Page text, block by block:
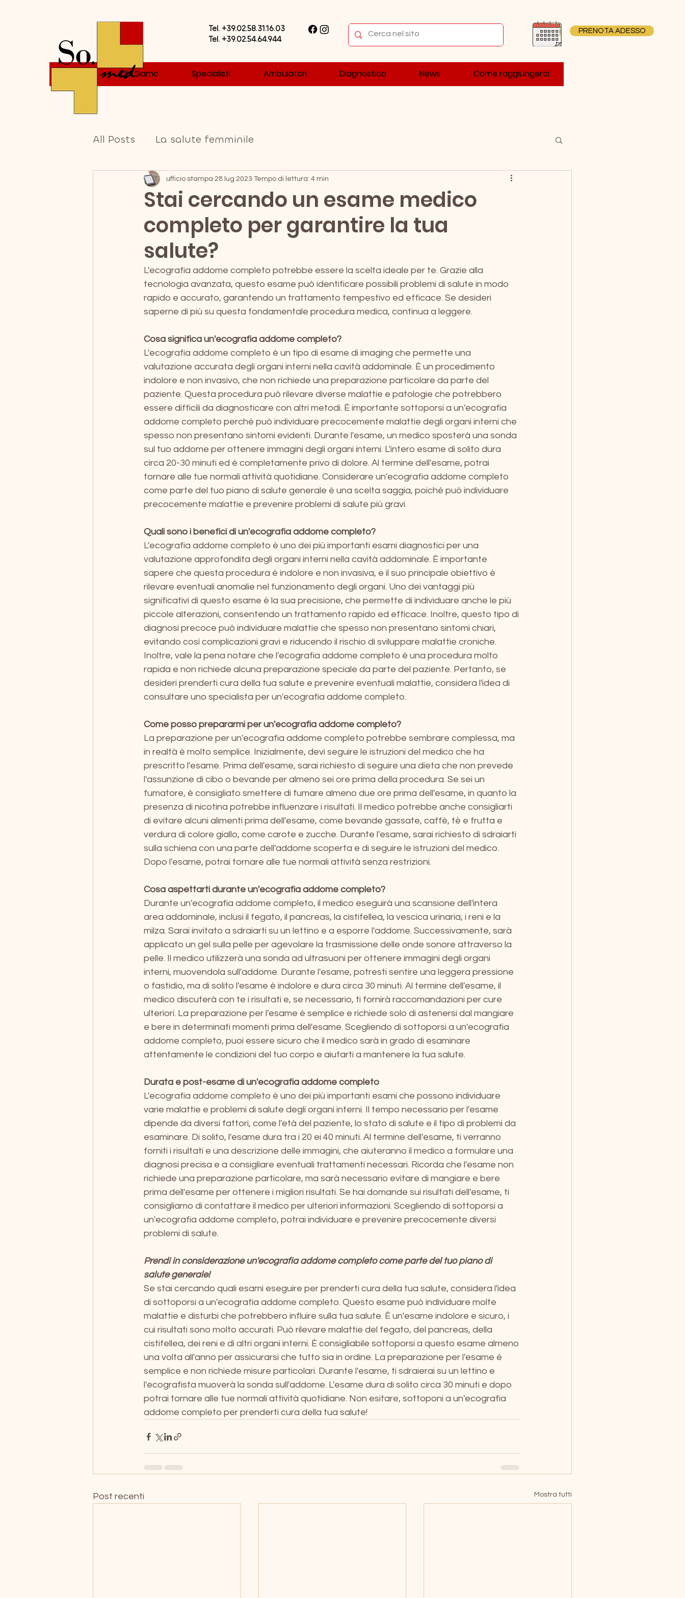
Tel. +39.02.58.31.16.03
Tel. +39.02.54.64.944
Chi Siamo Specialisti Ambulatori Diagnostica News Come raggiungerci
PRENOTA ADESSO
All Posts La salute femminile
Stai cercando un esame medico
completo per garantire la tua
salute?
ufficio stampa 28 lug 2023 Tempo di lettura: 4 min
L'ecografia addome completo potrebbe essere la scelta ideale per te. Grazie alla
tecnologia avanzata, questo esame può identificare possibili problemi di salute in modo
rapido e accurato, garantendo un trattamento tempestivo ed efficace. Se desideri
saperne di più su questa fondamentale procedura medica, continua a leggere.
Cosa significa un'ecografia addome completo?
L'ecografia addome completo è un tipo di esame di imaging che permette una
valutazione accurata degli organi interni nella cavità addominale. È un procedimento
indolore e non invasivo, che non richiede una preparazione particolare da parte del
paziente. Questa procedura può rilevare diverse malattie e patologie che potrebbero
essere difficili da diagnosticare con altri metodi. È importante sottoporsi a un'ecografia
addome completo perché può individuare precocemente malattie degli organi interni che
spesso non presentano sintomi evidenti. Durante l'esame, un medico sposterà una sonda
sul tuo addome per ottenere immagini degli organi interni. L'intero esame di solito dura
circa 20-30 minuti ed è completamente privo di dolore. Al termine dell'esame, potrai
tornare alle tue normali attività quotidiane. Considerare un'ecografia addome completo
come parte del tuo piano di salute generale è una scelta saggia, poiché può individuare
precocemente malattie e prevenire problemi di salute più gravi.
Quali sono i benefici di un'ecografia addome completo?
L'ecografia addome completo è uno dei più importanti esami diagnostici per una
valutazione approfondita degli organi interni nella cavità addominale. È importante
sapere che questa procedura è indolore e non invasiva, e il suo principale obiettivo è
rilevare eventuali anomalie nel funzionamento degli organi. Uno dei vantaggi più
significativi di questo esame è la sua precisione, che permette di individuare anche le più
piccole alterazioni, consentendo un trattamento rapido ed efficace. Inoltre, questo tipo di
diagnosi precoce può individuare malattie che spesso non presentano sintomi chiari,
evitando così complicazioni gravi e riducendo il rischio di sviluppare malattie croniche.
Inoltre, vale la pena notare che l'ecografia addome completo è una procedura molto
rapida e non richiede alcuna preparazione speciale da parte del paziente. Pertanto, se
desideri prenderti cura della tua salute e prevenire eventuali malattie, considera l'idea di
consultare uno specialista per un'ecografia addome completo.
Come posso prepararmi per un'ecografia addome completo?
La preparazione per un'ecografia addome completo potrebbe sembrare complessa, ma
in realtà è molto semplice. Inizialmente, devi seguire le istruzioni del medico che ha
prescritto l'esame. Prima dell'esame, sarai richiesto di seguire una dieta che non prevede
l'assunzione di cibo o bevande per almeno sei ore prima della procedura. Se sei un
fumatore, è consigliato smettere di fumare almeno due ore prima dell'esame, in quanto la
presenza di nicotina potrebbe influenzare i risultati. Il medico potrebbe anche consigliarti
di evitare alcuni alimenti prima dell'esame, come bevande gassate, caffè, tè e frutta e
verdura di colore giallo, come carote e zucche. Durante l'esame, sarai richiesto di sdraiarti
sulla schiena con una parte dell'addome scoperta e di seguire le istruzioni del medico.
Dopo l'esame, potrai tornare alle tue normali attività senza restrizioni.
Cosa aspettarti durante un'ecografia addome completo?
Durante un'ecografia addome completo, il medico eseguirà una scansione dell'intera
area addominale, inclusi il fegato, il pancreas, la cistifellea, la vescica urinaria, i reni e la
milza. Sarai invitato a sdraiarti su un lettino e a esporre l'addome. Successivamente, sarà
applicato un gel sulla pelle per agevolare la trasmissione delle onde sonore attraverso la
pelle. Il medico utilizzerà una sonda ad ultrasuoni per ottenere immagini degli organi
interni, muovendola sull'addome. Durante l'esame, potresti sentire una leggera pressione
o fastidio, ma di solito l'esame è indolore e dura circa 30 minuti. Al termine dell'esame, il
medico discuterà con te i risultati e, se necessario, ti fornirà raccomandazioni per cure
ulteriori. La preparazione per l'esame è semplice e richiede solo di astenersi dal mangiare
e bere in determinati momenti prima dell'esame. Scegliendo di sottoporsi a un'ecografia
addome completo, puoi essere sicuro che il medico sarà in grado di esaminare
attentamente le condizioni del tuo corpo e aiutarti a mantenere la tua salute.
Durata e post-esame di un'ecografia addome completo
L'ecografia addome completo è uno dei più importanti esami che possono individuare
varie malattie e problemi di salute degli organi interni. Il tempo necessario per l'esame
dipende da diversi fattori, come l'età del paziente, lo stato di salute e il tipo di problemi da
esaminare. Di solito, l'esame dura tra i 20 ei 40 minuti. Al termine dell'esame, ti verranno
forniti i risultati e una descrizione delle immagini, che aiuteranno il medico a formulare una
diagnosi precisa e a consigliare eventuali trattamenti necessari. Ricorda che l'esame non
richiede una preparazione particolare, ma sarà necessario evitare di mangiare e bere
prima dell'esame per ottenere i migliori risultati. Se hai domande sui risultati dell'esame, ti
consigliamo di contattare il medico per ulteriori informazioni. Scegliendo di sottoporsi a
un'ecografia addome completo, potrai individuare e prevenire precocemente diversi
problemi di salute.
Prendi in considerazione un'ecografia addome completo come parte del tuo piano di
salute generale!
Se stai cercando quali esami eseguire per prenderti cura della tua salute, considera l'idea
di sottoporsi a un'ecografia addome completo. Questo esame può individuare molte
malattie e disturbi che potrebbero influire sulla tua salute. È un'esame indolore e sicuro, i
cui risultati sono molto accurati. Può rilevare malattie del fegato, del pancreas, della
cistifellea, dei reni e di altri organi interni. È consigliabile sottoporsi a questo esame almeno
una volta all'anno per assicurarsi che tutto sia in ordine. La preparazione per l'esame è
semplice e non richiede misure particolari. Durante l'esame, ti sdraierai su un lettino e
l'ecografista muoverà la sonda sull'addome. L'esame dura di solito circa 30 minuti e dopo
potrai tornare alle tue normali attività quotidiane. Non esitare, sottoponi a un'ecografia
addome completo per prenderti cura della tua salute!
Post recenti Mostra tutti